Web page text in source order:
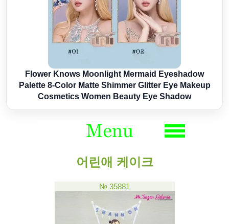
Flower Knows Moonlight Mermaid Eyeshadow
Palette 8-Color Matte Shimmer Glitter Eye Makeup
Cosmetics Women Beauty Eye Shadow
어린애 케이크
№ 35881